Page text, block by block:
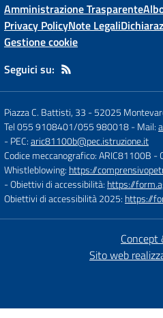
Amministrazione Trasparente
Privacy PolicyNote Legali
Gestione cookie
Seguici su:
Piazza C. Battisti, 33 -52025
Tel 055 9108401/055 980018- Mail:
- PEC:aric81100b@pec.istruzione.it
Codice meccanografico: ARIC81100B -
Whistleblowing: https://
- Obiettivi di accessibilità: https://
Obiettivi di accessibilità 2025: https://
Concept
Sito web